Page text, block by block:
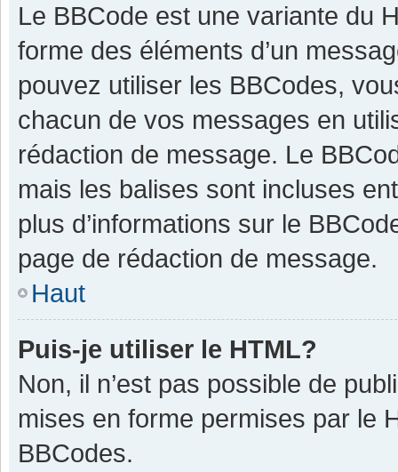
Le BBCode est une variante du
forme des éléments d’un
pouvez utiliser les BBCodes,
chacun de vos messages en
rédaction de message. Le
mais les balises sont incluses
plus d’informations sur le
page de rédaction de message.
Haut
Puis-je utiliser le HTML?
Non, il n’est pas possible de
mises en forme permises par le
BBCodes.